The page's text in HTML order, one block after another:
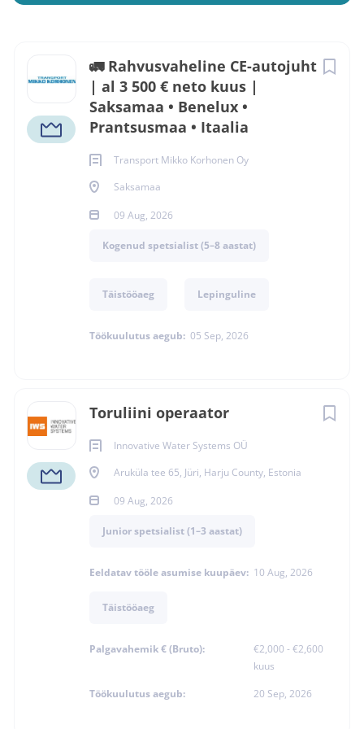
🚛 Rahvusvaheline CE-autojuht
| al 3 500 € neto kuus |
Saksamaa • Benelux •
Prantsusmaa • Itaalia
Transport Mikko Korhonen Oy
Saksamaa
09 Aug, 2026
Kogenud spetsialist (5–8 aastat)
Täistööaeg Lepinguline
Töökuulutus aegub: 05 Sep, 2026
Toruliini operaator
Innovative Water Systems OÜ
Aruküla tee 65, Jüri, Harju County, Estonia
09 Aug, 2026
Junior spetsialist (1–3 aastat)
Eeldatav tööle asumise kuupäev: 10 Aug, 2026
Täistööaeg
Palgavahemik € (Bruto):
€2,000 - €2,600
kuus
Töökuulutus aegub:
20 Sep, 2026
Soovin Kandideerida
Saksamaa
09 Aug, 2026
Kogemustase
Kogenud spetsialist (5–8 aastat)
Ametikoha täpsustus
➤ Logistika ja transport, Veoautojuht (CE-
LOGISTIKA JA TRANSPORT
LEPINGULINE
Kas otsid tööandjat, kelle
juurde tahaksid jääda
aastateks?
Kõrge palk on oluline. Sama oluline on aga teadmine, et
tööandja peab oma sõna, väärtustab oma inimesi ning
kohtleb autojuhte partneritena – mitte lihtsalt